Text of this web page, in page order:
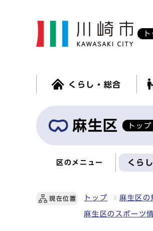
くらし・総合
麻生区 トップ
区のメニュー くら
現在位置 トップ 麻生区の
麻生区のスポーツ